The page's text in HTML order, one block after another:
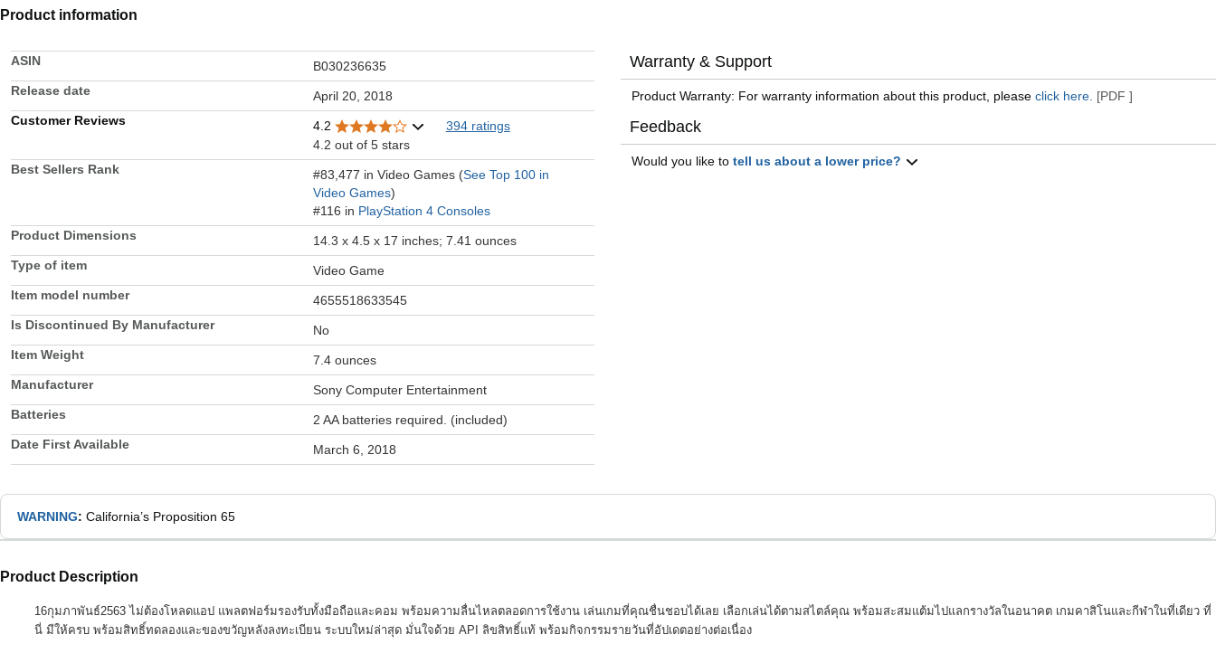
Product information
ASIN
B030236635
Release date
April 20, 2018
Customer Reviews
4.2
394 ratings
4.2 out of 5 stars
Best Sellers Rank
#83,477 in Video Games (See Top 100 in
Video Games)
#116 in PlayStation 4 Consoles
Product Dimensions
14.3 x 4.5 x 17 inches; 7.41 ounces
Type of item
Video Game
Item model number
4655518633545
Is Discontinued By Manufacturer
No
Item Weight
7.4 ounces
Manufacturer
Sony Computer Entertainment
Batteries
2 AA batteries required. (included)
Date First Available
March 6, 2018
Warranty & Support
Product Warranty: For warranty information about this product, pleaseclick here. [PDF ]
Feedback
Would you like totell us about a lower price?
WARNING: California’s Proposition 65
Product Description
16กุมภาพันธ์2563 ไม่ต้องโหลดแอป แพลตฟอร์มรองรับทั้งมือถือและคอม พร้อมความลื่นไหลตลอดการใช้งาน เล่นเกมที่คุณชื่นชอบได้เลย เลือกเล่นได้ตามสไตล์คุณ พร้อมสะสมแต้มไปแลกรางวัลในอนาคต เกมคาสิโนและกีฬาในที่เดียว ที่
นี่ มีให้ครบ พร้อมสิทธิ์ทดลองและของขวัญหลังลงทะเบียน ระบบใหม่ล่าสุด มั่นใจด้วย API ลิขสิทธิ์แท้ พร้อมกิจกรรมรายวันที่อัปเดตอย่างต่อเนื่อง